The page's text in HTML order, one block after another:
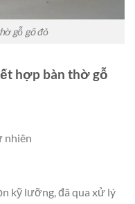
gỗ gõ đỏ
hợp bàn thờ gỗ
nhiên
kỹ lưỡng, đã qua xử lý